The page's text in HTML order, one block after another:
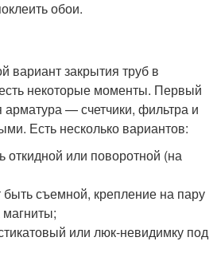
обои.
вариант закрытия труб в
некоторые моменты. Первый
— счетчики, фильтра и
Есть несколько вариантов:
откидной или поворотной (на
быть съемной, крепление на пару
или люк-невидимку под